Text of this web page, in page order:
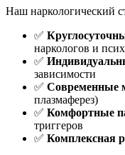
Наш наркологический
✅
наркологов и
✅
зависимости
✅ Современные
плазмаферез)
✅ Комфортные
триггеров
✅ Комплексная